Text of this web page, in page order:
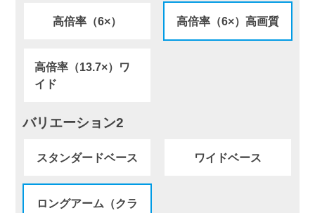
高倍率（6×） 高倍率（6×）高画質
高倍率（13.7×）ワ
イド
バリエーション2
スタンダードベース ワイドベース
ロングアーム（クラ